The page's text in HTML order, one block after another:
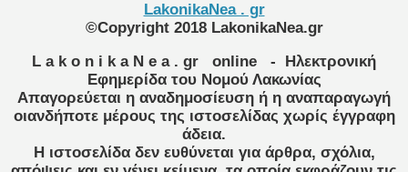
LakonikaNea . gr
©Copyright 2018 LakonikaNea.gr
L a k o n i k a N e a . gr
online
- Ηλεκτρονική
Εφημερίδα του Νομού Λακωνίας
Απαγορεύεται η αναδημοσίευση ή η αναπαραγωγή
οιανδήποτε μέρους της ιστοσελίδας χωρίς έγγραφη
άδεια.
Η ιστοσελίδα δεν ευθύνεται για άρθρα, σχόλια,